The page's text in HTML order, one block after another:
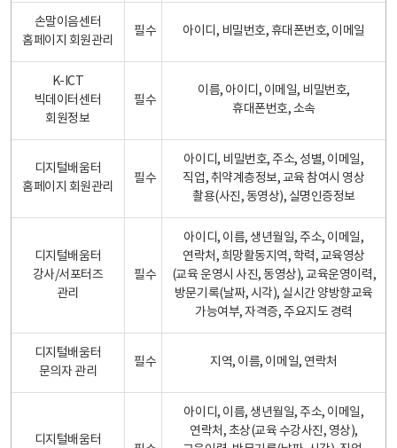
손말이음센터
홈페이지 회원관리
필수 아이디, 비밀번호, 휴대폰번호, 이메일
K-ICT
빅데이터센터
회원정보
필수
이름, 아이디, 이메일, 비밀번호,
휴대폰번호, 소속
디지털배움터
홈페이지 회원관리
필수
아이디, 비밀번호, 주소, 성별, 이메일,
직업, 취약계층정보, 교육 참여시 영상
촬용(사진, 동영상), 실명인증정보
디지털배움터
강사/서포터즈
관리
필수
아이디, 이름, 생년월일, 주소, 이메일,
연락처, 희망활동지역, 학력, 교육영상
(교육 운영시 사진, 동영상), 교육운영이력,
방문기록(날짜, 시각), 실시간 양방향교육
가능여부, 자격증, 주요지도 경력
디지털배움터
문의자 관리
필수 지역, 이름, 이메일, 연락처
디지털배움터
아이디, 이름, 생년월일, 주소, 이메일,
연락처, 초상(교육 수강사진, 영상),